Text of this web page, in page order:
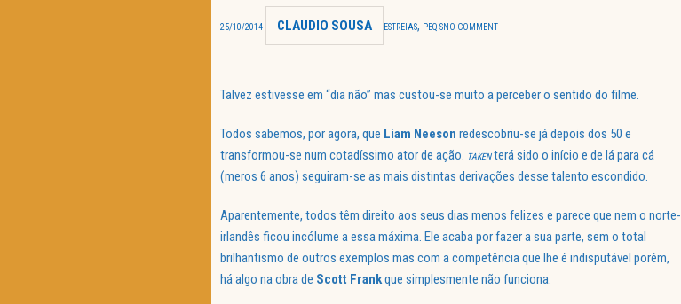
25/10/2014 CLAUDIO SOUSA ESTREIAS, PEQ SNO COMMENT
Talvez estivesse em “dia não” mas custou-se muito a perceber o sentido do filme.
Todos sabemos, por agora, que Liam Neeson redescobriu-se já depois dos 50 e
transformou-se num cotadíssimo ator de ação. TAKEN terá sido o início e de lá para cá
(meros 6 anos) seguiram-se as mais distintas derivações desse talento escondido.
Aparentemente, todos têm direito aos seus dias menos felizes e parece que nem o norte-
irlandês ficou incólume a essa máxima. Ele acaba por fazer a sua parte, sem o total
brilhantismo de outros exemplos mas com a competência que lhe é indisputável porém,
há algo na obra de Scott Frankque simplesmente não funciona.